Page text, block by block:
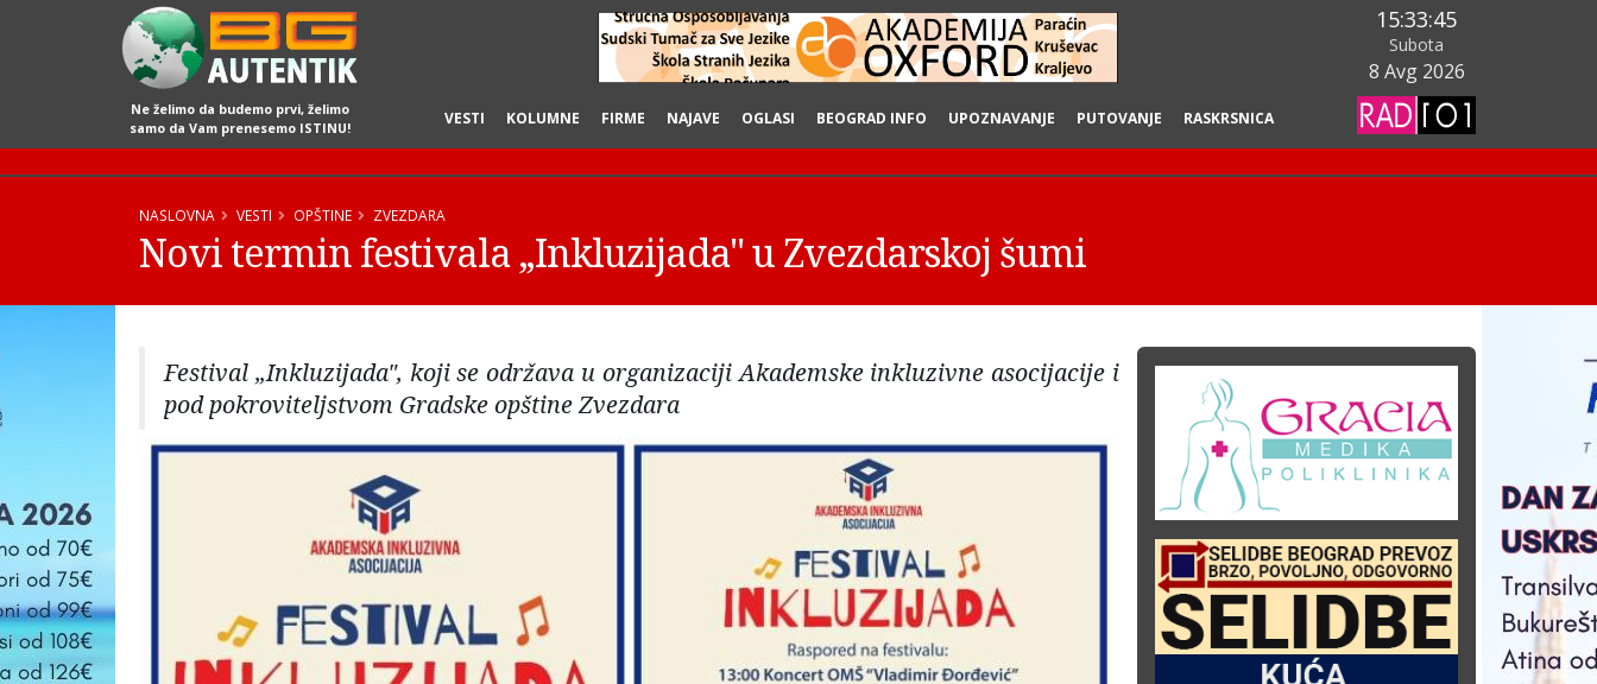
Ne želimo da budemo prvi, želimo
samo da Vam prenesemo ISTINU!
VESTI KOLUMNE FIRME NAJAVE OGLASI BEOGRAD INFO UPOZNAVANJE PUTOVANJE RASKRSNICA
15:33:47
Subota
8 Avg 2026
NASLOVNA VESTI OPŠTINE ZVEZDARA
Novi termin festivala „Inkluzijada" u Zvezdarskoj šumi
Festival „Inkluzijada", koji se održava u organizaciji Akademske inkluzivne asocijacije i
pod pokroviteljstvom Gradske opštine Zvezdara